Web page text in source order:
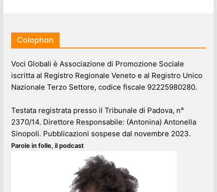
Colophon
Voci Globali è Associazione di Promozione Sociale
iscritta al Registro Regionale Veneto e al Registro Unico
Nazionale Terzo Settore, codice fiscale 92225980280.
Testata registrata presso il Tribunale di Padova, n°
2370/14. Direttore Responsabile: (Antonina) Antonella
Sinopoli. Pubblicazioni sospese dal novembre 2023.
Parole in folle, il podcast